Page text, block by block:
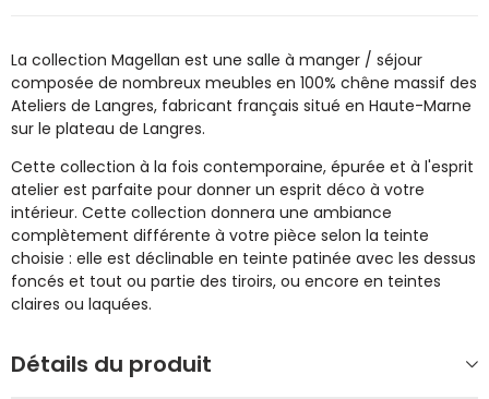
La collection Magellan est une salle à manger / séjour
composée de nombreux meubles en 100% chêne massif des
Ateliers de Langres, fabricant français situé en Haute-Marne
sur le plateau de Langres.
Cette collection à la fois contemporaine, épurée et à l'esprit
atelier est parfaite pour donner un esprit déco à votre
intérieur. Cette collection donnera une ambiance
complètement différente à votre pièce selon la teinte
choisie : elle est déclinable en teinte patinée avec les dessus
foncés et tout ou partie des tiroirs, ou encore en teintes
claires ou laquées.
Détails du produit